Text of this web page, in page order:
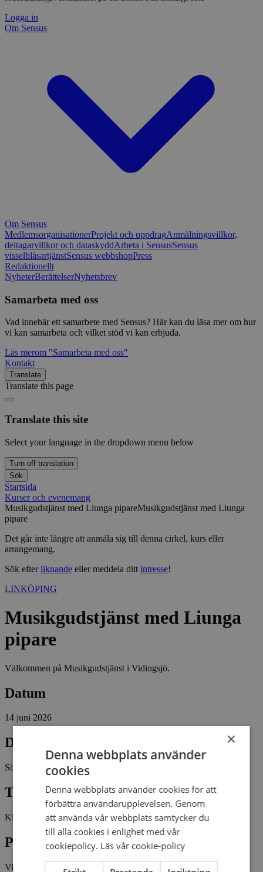
Logga in
Om Sensus
Om Sensus
MedlemsorganisationerProjekt och uppdragAnmälningsvillkor,
deltagarvillkor och dataskyddArbeta i SensusSensus
visselblåsartjänstSensus webbshopPress
Redaktionellt
NyheterBerättelserNyhetsbrev
Samarbeta med oss
Vad innebär ett samarbete med Sensus? Här kan du läsa mer om hur
vi kan samarbeta och vilket stöd vi kan erbjuda.
Läs merom "Samarbeta med oss"
Kontakt
Translate
Translate this page
Translate this site
Select your language in the dropdown menu below
Turn off translation
Sök
Startsida
Kurser och evenemang
Musikgudstjänst med Liunga pipareMusikgudstjänst med Liunga
pipare
Det går inte längre att anmäla sig till denna cirkel, kurs eller
arrangemang.
Sök efterliknande eller meddela ditt intresse!
LINKÖPING
Musikgudstjänst med Liunga
pipare
Välkommen på Musikgudstjänst i Vidingsjö.
Datum
14 juni 2026
Dag
Söndag
Tid
Kl 16:00 - 17:00
Plats
Vidingsjö kyrka
×
Denna webbplats använder
cookies
Denna webbplats använder cookies för att
förbättra användarupplevelsen. Genom
att använda vår webbplats samtycker du
till alla cookies i enlighet med vår
cookiepolicy. Läs vår cookie-policy